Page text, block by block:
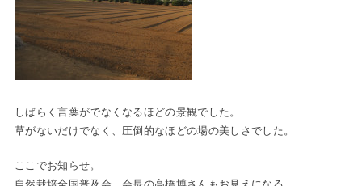
しばらく言葉がでなくなるほどの景観でした。
草がないだけでなく、圧倒的なほどの場の美しさでした。
ここでお知らせ。